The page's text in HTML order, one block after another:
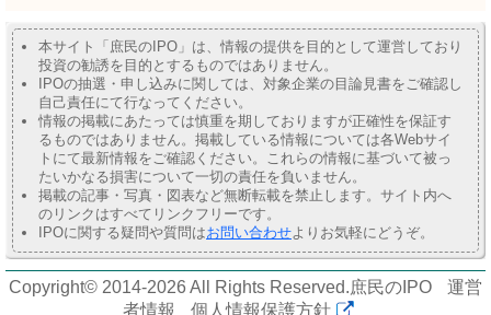
本サイト「庶民のIPO」は、情報の提供を目的として運営しており
投資の勧誘を目的とするものではありません。
IPOの抽選・申し込みに関しては、対象企業の目論見書をご確認し
自己責任にて行なってください。
情報の掲載にあたっては慎重を期しておりますが正確性を保証す
るものではありません。掲載している情報については各Webサイ
トにて最新情報をご確認ください。これらの情報に基づいて被っ
たいかなる損害について一切の責任を負いません。
掲載の記事・写真・図表など無断転載を禁止します。サイト内へ
のリンクはすべてリンクフリーです。
IPOに関する疑問や質問はお問い合わせよりお気軽にどうぞ。
Copyright© 2014-2026 All Rights Reserved.庶民のIPO
運営
者情報
個人情報保護方針